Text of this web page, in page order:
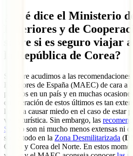
¿Qué dice el Ministerio
Exteriores y de
sobre si es seguro viajar
la República de Corea?
Siempre acudimos a las
Exteriores de España (MAEC) de cara a
peligros en un país y en muchas
enumeración de estos últimos es tan
llegar a causar miedo en el caso de estar
visita turística. Sin embargo, las
Sur
no son ni mucho menos extensas ni
sobre todo en la Zona Desmilitarizada (
Corea y Corea del Norte. En estos